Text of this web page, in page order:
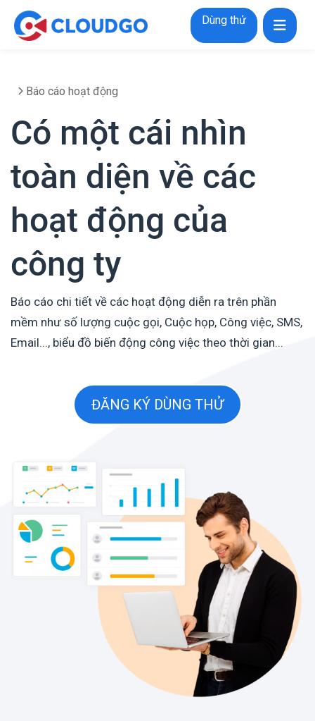
Dùng thử
Báo cáo hoạt động
Có một cái nhìn
toàn diện về các
hoạt động của
công ty
Báo cáo chi tiết về các hoạt động diễn ra trên phần
mềm như số lượng cuộc gọi, Cuộc họp, Công việc, SMS,
Email..., biểu đồ biến động công việc theo thời gian...
ĐĂNG KÝ DÙNG THỬ